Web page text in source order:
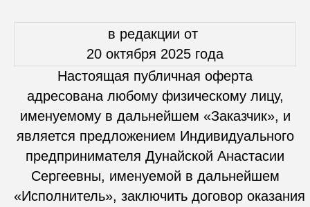
в редакции от
20 октября 2025 года
Настоящая публичная оферта
адресована любому физическому лицу,
именуемому в дальнейшем «Заказчик», и
является предложением Индивидуального
предпринимателя Дунайской Анастасии
Сергеевны, именуемой в дальнейшем
«Исполнитель», заключить договор оказания